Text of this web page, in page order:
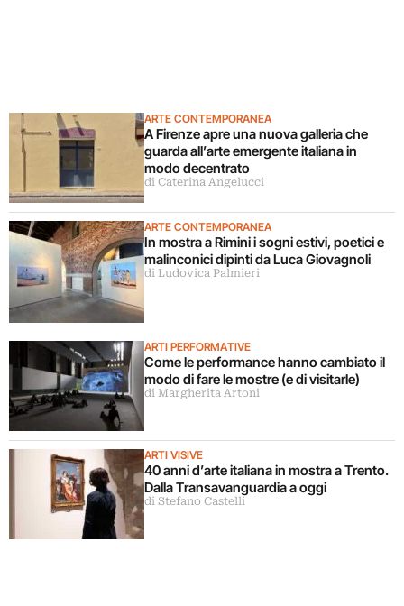
ARTE CONTEMPORANEA
A Firenze apre una nuova galleria che
guarda all’arte emergente italiana in
modo decentrato
di Caterina Angelucci
ARTE CONTEMPORANEA
In mostra a Rimini i sogni estivi, poetici e
malinconici dipinti da Luca Giovagnoli
di Ludovica Palmieri
ARTI PERFORMATIVE
Come le performance hanno cambiato il
modo di fare le mostre (e di visitarle)
di Margherita Artoni
ARTI VISIVE
40 anni d’arte italiana in mostra a Trento.
Dalla Transavanguardia a oggi
di Stefano Castelli